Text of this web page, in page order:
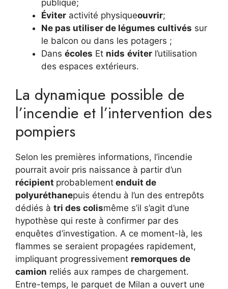
publique;
Éviter activité physiqueouvrir;
Ne pas utiliser de légumes cultivés sur
le balcon ou dans les potagers ;
Dans écoles Et nids éviter l’utilisation
des espaces extérieurs.
La dynamique possible de
l’incendie et l’intervention des
pompiers
Selon les premières informations, l’incendie
pourrait avoir pris naissance à partir d’un
récipient probablement enduit de
polyuréthanepuis étendu à l’un des entrepôts
dédiés à tri des colismême s’il s’agit d’une
hypothèse qui reste à confirmer par des
enquêtes d’investigation. A ce moment-là, les
flammes se seraient propagées rapidement,
impliquant progressivement remorques de
camion reliés aux rampes de chargement.
Entre-temps, le parquet de Milan a ouvert une